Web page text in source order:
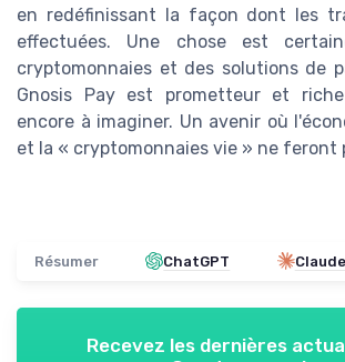
en redéfinissant la façon dont les
effectuées. Une chose est
cryptomonnaies et des solutions de
Gnosis Pay est prometteur et
encore à imaginer. Un avenir où
et la « cryptomonnaies vie » ne feront
Résumer ChatGPT Claude
Recevez les dernières